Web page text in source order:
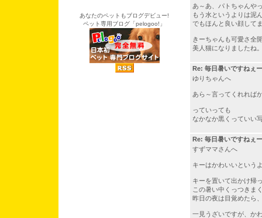
あなたのペットもブログデビュー!
ペット専用ブログ「pelogoo!」
あ～あ、パトちゃんや
もう水というよりは泥
でもほんと良い顔して
きーちゃんも可愛さ全
美人猫になりましたね
Re: 毎日暑いですねぇー
ゆりちゃんへ
あら～言ってくれれば
っていっても
なかなか黒くっていい
Re: 毎日暑いですねぇー
すずママさんへ
キーはかわいいという
キーを置いて出かけ帰
この暑い中くっつきま
昨日の夜は目覚めたら
一見うざいですが、か